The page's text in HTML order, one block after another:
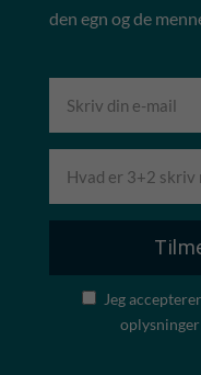
den egn og de
Jeg